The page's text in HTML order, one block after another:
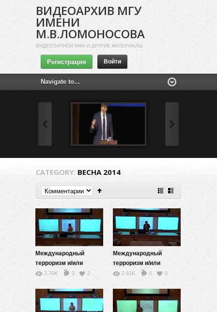
ВИДЕОАРХИВ МГУ
ИМЕНИ
М.В.ЛОМОНОСОВА
ВИДЕОЗАПИСИ МФК И ДРУГИЕ МАТЕРИАЛЫ
Регистрация Войти
CATEGORY: ВЕСНА 2014
Международный
терроризм и/или
взаимодействие
2.76K 0 2
Международный
терроризм и/или
взаимодействие
2.81K 0 0